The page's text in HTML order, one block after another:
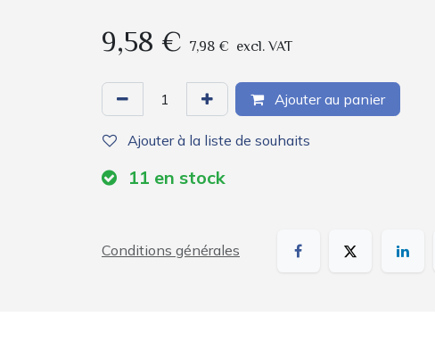
9,58 € 7,98 € excl. VAT
Ajouter au panier
Ajouter à la liste de souhaits
11 en stock
Conditions générales